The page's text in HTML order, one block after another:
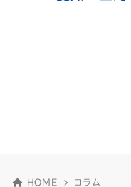
HOME コラム